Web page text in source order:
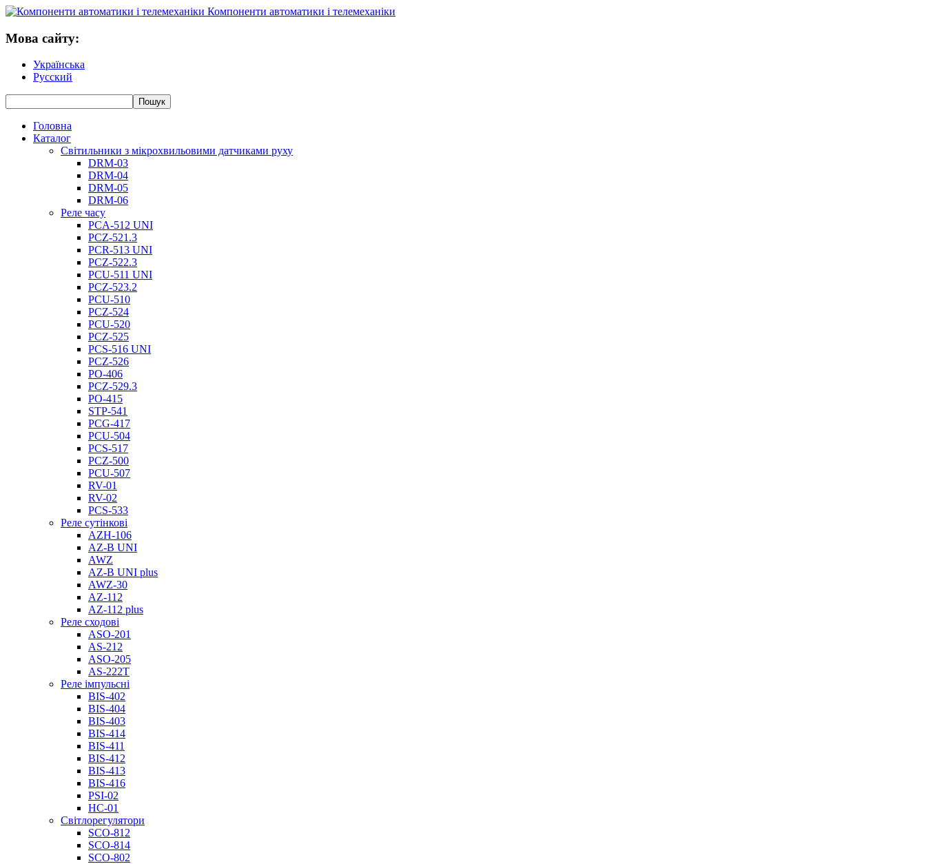
Компоненти автоматики і телемеханіки
Мова сайту:
Українська
Русский
Головна
Каталог
Світильники з мікрохвильовими датчиками руху
DRM-03
DRM-04
DRM-05
DRM-06
Реле часу
PCA-512 UNI
PCZ-521.3
PCR-513 UNI
PCZ-522.3
PCU-511 UNI
PCZ-523.2
PCU-510
PCZ-524
PCU-520
PCZ-525
PCS-516 UNI
PCZ-526
PO-406
PCZ-529.3
PO-415
STP-541
PCG-417
PCU-504
PCS-517
PCZ-500
PCU-507
RV-01
RV-02
PCS-533
Реле сутінкові
AZH-106
AZ-B UNI
AWZ
AZ-B UNI plus
AWZ-30
AZ-112
AZ-112 plus
Реле сходові
ASO-201
AS-212
ASO-205
AS-222T
Реле імпульсні
BIS-402
BIS-404
BIS-403
BIS-414
BIS-411
BIS-412
BIS-413
BIS-416
PSI-02
НС-01
Світлорегулятори
SCO-812
SCO-814
SCO-802